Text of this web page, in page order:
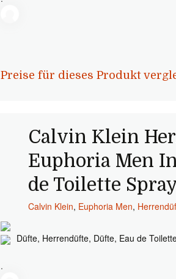
Preise für dieses Produkt
Calvin Klein
Euphoria Men
de Toilette
Calvin Klein, Euphoria Men,
Düfte, Herrendüfte, Düfte, Eau de
.